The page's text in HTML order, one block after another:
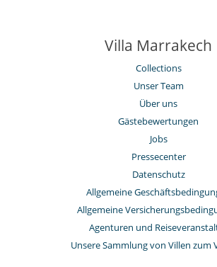
Villa Marrakech
Collections
Unser Team
Über uns
Gästebewertungen
Jobs
Pressecenter
Datenschutz
Allgemeine
Allgemeine
Agenturen und
Unsere Sammlung von Villen zum